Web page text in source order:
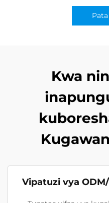
Kwa
Vipatuzi vya